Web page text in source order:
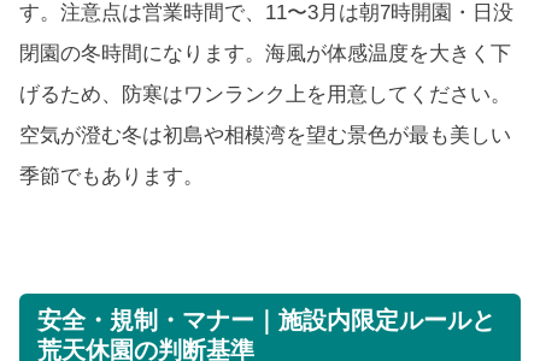
す。注意点は営業時間で、11〜3月は朝7時開園・日没
閉園の冬時間になります。海風が体感温度を大きく下
げるため、防寒はワンランク上を用意してください。
空気が澄む冬は初島や相模湾を望む景色が最も美しい
季節でもあります。
安全・規制・マナー｜施設内限定ルールと
荒天休園の判断基準